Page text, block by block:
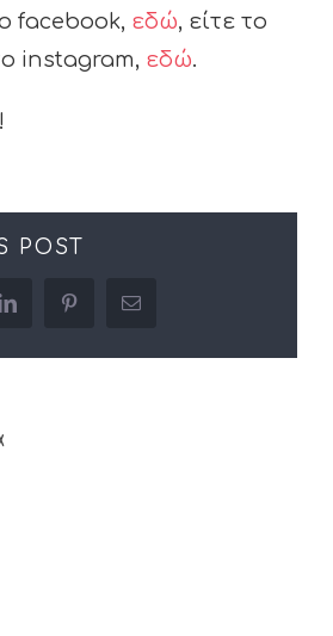
facebook, εδώ, είτε το
instagram, εδώ.
POST
linkedin pinterestEmail